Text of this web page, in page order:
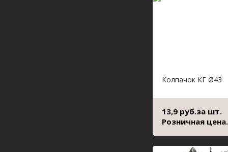
Колпачок КГ Ø43
13,9 руб.за шт.
Розничная цена.